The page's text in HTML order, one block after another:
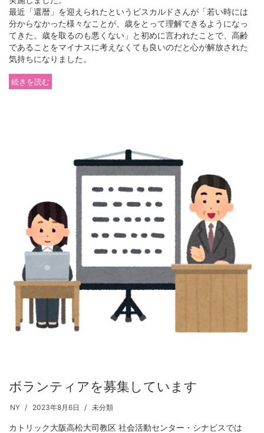
最近「還暦」を迎えられたというビスカルドさんが「若い時には
分からなかった様々なことが、歳をとって理解できるようになっ
てきた。歳を取るのも悪くない」と初めに言われたことで、高齢
であることをマイナスに考えなくても良いのだと心が解放された
気持ちになりました。
続きを読む
ボランティアを募集しています
NY 2023年8月6日 未分類
カトリック大阪高松大司教区 社会活動センター・シナビスでは